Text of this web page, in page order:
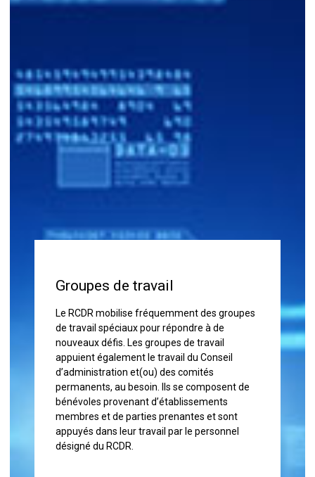
Groupes de travail
Le RCDR mobilise fréquemment des groupes
de travail spéciaux pour répondre à de
nouveaux défis. Les groupes de travail
appuient également le travail du Conseil
d’administration et(ou) des comités
permanents, au besoin. Ils se composent de
bénévoles provenant d’établissements
membres et de parties prenantes et sont
appuyés dans leur travail par le personnel
désigné du RCDR.